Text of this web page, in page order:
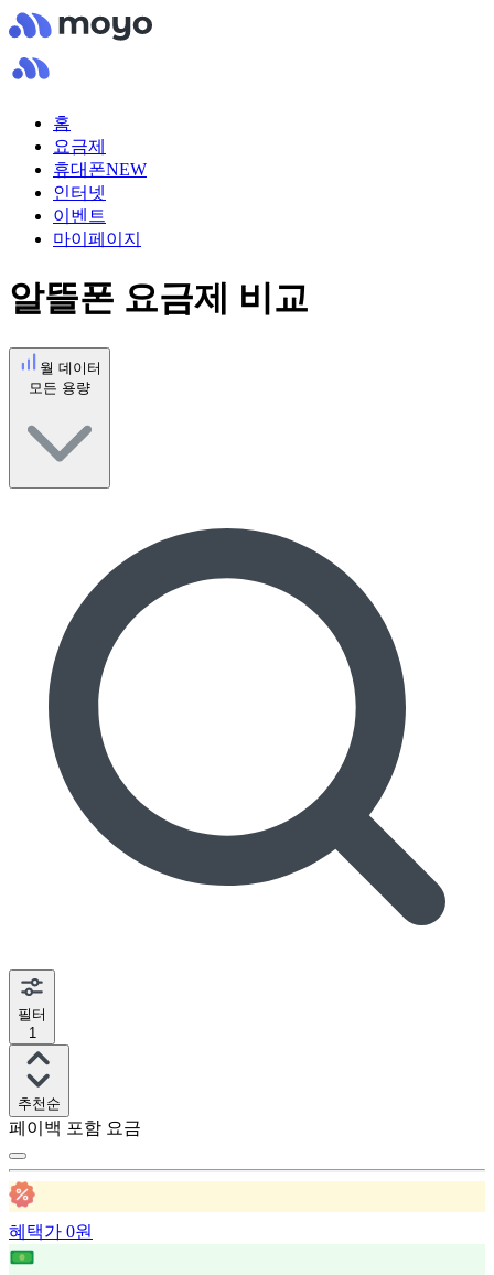
홈
요금제
휴대폰NEW
인터넷
이벤트
마이페이지
알뜰폰 요금제 비교
월 데이터
모든 용량
필터
1
추천순
페이백 포함 요금
혜택가 0원